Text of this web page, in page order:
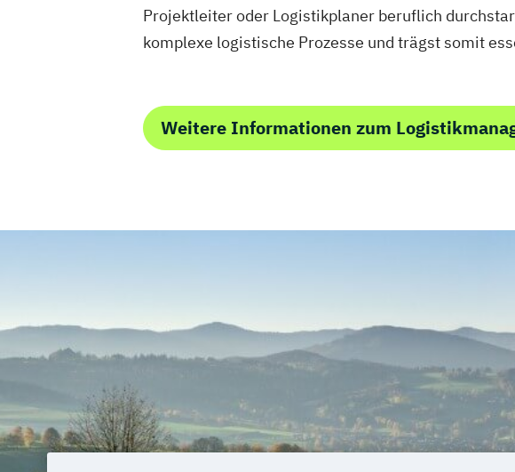
Projektleiter oder Logistikplaner beruflich
komplexe logistische Prozesse und trägst somit
Weitere Informationen zum